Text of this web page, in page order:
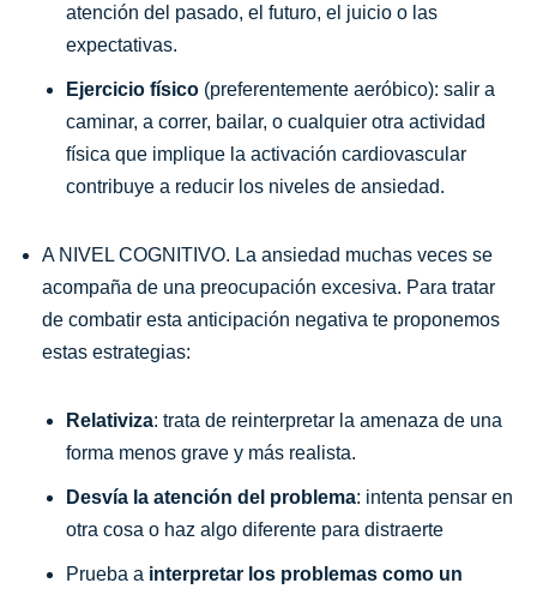
atención del pasado, el futuro, el juicio o las
expectativas.
Ejercicio físico (preferentemente aeróbico): salir a
caminar, a correr, bailar, o cualquier otra actividad
física que implique la activación cardiovascular
contribuye a reducir los niveles de ansiedad.
A NIVEL COGNITIVO. La ansiedad muchas veces se
acompaña de una preocupación excesiva. Para tratar
de combatir esta anticipación negativa te proponemos
estas estrategias:
Relativiza: trata de reinterpretar la amenaza de una
forma menos grave y más realista.
Desvía la atención del problema: intenta pensar en
otra cosa o haz algo diferente para distraerte
Prueba a interpretar los problemas como un